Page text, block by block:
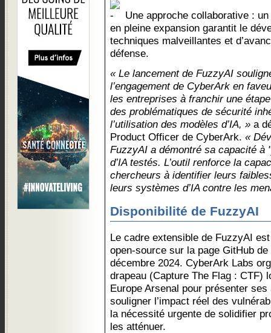
Une approche collaborative :
en pleine expansion garantit le
techniques malveillantes et
défense.
« Le lancement de FuzzyAI
l’engagement de CyberArk en
les entreprises à franchir une
des problématiques de sécurité
l’utilisation des modèles d’IA, » a
Product Officer de CyberArk. «
FuzzyAI a démontré sa capacité à
d’IA testés. L’outil renforce la
chercheurs à identifier leurs
leurs systèmes d’IA contre les
Disponibilité de FuzzyAI
Le cadre extensible de FuzzyAI
open-source sur la page GitHub
décembre 2024. CyberArk Labs
drapeau (Capture The Flag : CTF)
Europe Arsenal pour présenter
souligner l’impact réel des
la nécessité urgente de solidifier
les atténuer.